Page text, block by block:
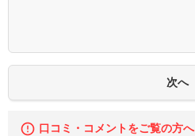
口コミ・コメントをご覧の方へ